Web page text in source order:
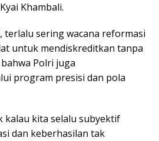
Khambali.
terlalu sering wacana reformasi
untuk mendiskreditkan tanpa
Polri juga
program presisi dan pola
kalau kita selalu subyektif
dan keberhasilan tak